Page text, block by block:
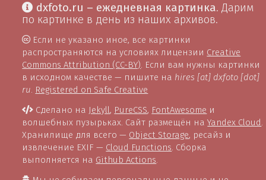
dxfoto.ru – ежедневная картинка. Дарим
по картинке в день из наших архивов.
Если не указано иное, все картинки
распространяются на условиях лицензии Creative
Commons Attribution (CC-BY). Если вам нужны картинки
в исходном качестве — пишите на hires [at] dxfoto [dot]
ru. Registered on Safe Creative
Сделано на Jekyll, PureCSS, FontAwesome и
волшебных пузырьках. Сайт размещён наYandex Cloud.
Хранилище для всего — Object Storage, ресайз и
извлечение EXIF — Cloud Functions. Сборка
выполняется на Github Actions.